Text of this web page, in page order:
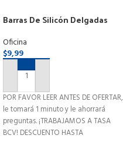
Barras De Silicón Delgadas
Oficina
$9,99
AÑADIR AL CARRITO
POR FAVOR LEER ANTES DE OFERTAR,
le tomará 1 minuto y le ahorrará
preguntas. ¡TRABAJAMOS A TASA
BCV! DESCUENTO HASTA